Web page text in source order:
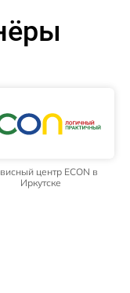
центр ECON в
Иркутске